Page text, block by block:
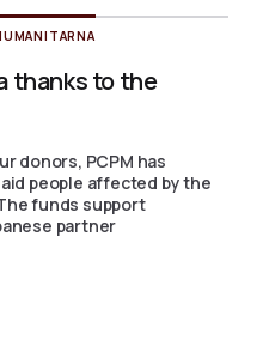
thanks to the
donors, PCPM has
people affected by the
funds support
partner